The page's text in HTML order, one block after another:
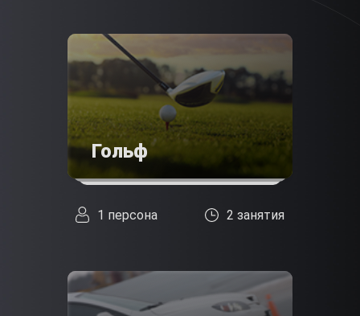
Гольф
1 персона 2 занятия